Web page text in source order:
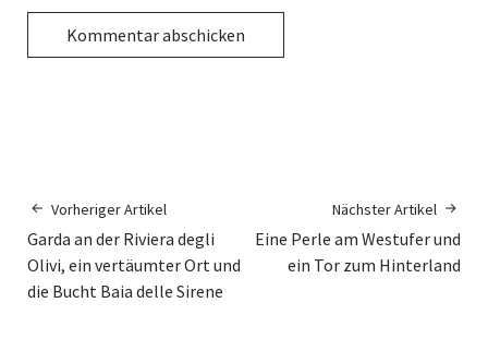
Vorheriger Artikel
Garda an der Riviera degli
Olivi, ein vertäumter Ort und
die Bucht Baia delle Sirene
Nächster Artikel
Eine Perle am Westufer und
ein Tor zum Hinterland